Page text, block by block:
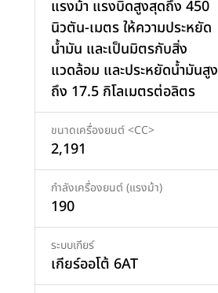
เพิ่มสินค้า
แรงม้า แรงบิดสูงสุดถึง 450
นิวตัน-เมตร ให้ความประหยัด
น้ำมัน และเป็นมิตรกับสิ่ง
แวดล้อม และประหยัดน้ำมันสูง
ถึง 17.5 กิโลเมตรต่อลิตร
ขนาดเครื่องยนต์ <CC>
2,191
กำลังเครื่องยนต์ (แรงม้า)
190
ระบบเกียร์
เกียร์ออโต้ 6AT